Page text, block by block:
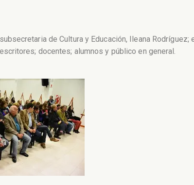
de Cultura y Educación, Ileana Rodríguez;
docentes; alumnos y público en general.